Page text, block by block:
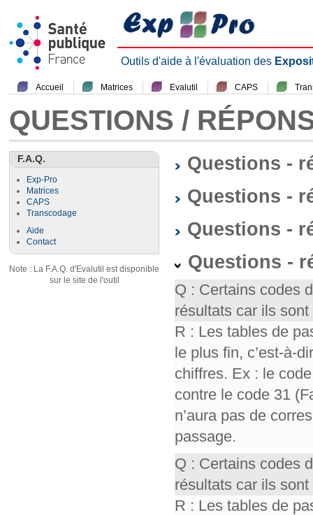
Outils d'aide à l'évaluation des
Accueil Matrices Evalutil CAPS
QUESTIONS /
F.A.Q.
Exp-Pro
Matrices
CAPS
Transcodage
Aide
Contact
Note : La F.A.Q. d'Evalutil est disponible
sur le site de l'outil
Questions -
Questions -
Questions -
Questions -
Q : Certains codes
résultats car ils
R : Les tables de
le plus fin, c’est-à-
chiffres. Ex : le
contre le code 31
n’aura pas de
passage.
Q : Certains codes
résultats car ils
R : Les tables de